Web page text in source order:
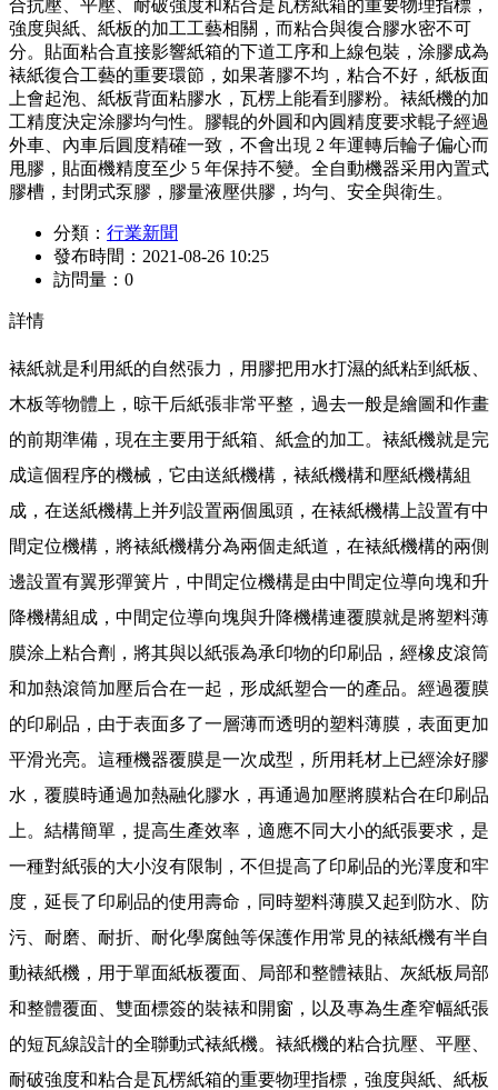
合抗壓、平壓、耐破強度和粘合是瓦楞紙箱的重要物理指標，
強度與紙、紙板的加工工藝相關，而粘合與復合膠水密不可
分。貼面粘合直接影響紙箱的下道工序和上線包裝，涂膠成為
裱紙復合工藝的重要環節，如果著膠不均，粘合不好，紙板面
上會起泡、紙板背面粘膠水，瓦楞上能看到膠粉。裱紙機的加
工精度決定涂膠均勻性。膠輥的外圓和內圓精度要求輥子經過
外車、內車后圓度精確一致，不會出現 2 年運轉后輪子偏心而
甩膠，貼面機精度至少 5 年保持不變。全自動機器采用內置式
膠槽，封閉式泵膠，膠量液壓供膠，均勻、安全與衛生。
分類： 行業新聞
發布時間： 2021-08-26 10:25
訪問量： 0
詳情
裱紙就是利用紙的自然張力，用膠把用水打濕的紙粘到紙板、
木板等物體上，晾干后紙張非常平整，過去一般是繪圖和作畫
的前期準備，現在主要用于紙箱、紙盒的加工。裱紙機就是完
成這個程序的機械，它由送紙機構，裱紙機構和壓紙機構組
成，在送紙機構上并列設置兩個風頭，在裱紙機構上設置有中
間定位機構，將裱紙機構分為兩個走紙道，在裱紙機構的兩側
邊設置有翼形彈簧片，中間定位機構是由中間定位導向塊和升
降機構組成，中間定位導向塊與升降機構連覆膜就是將塑料薄
膜涂上粘合劑，將其與以紙張為承印物的印刷品，經橡皮滾筒
和加熱滾筒加壓后合在一起，形成紙塑合一的產品。經過覆膜
的印刷品，由于表面多了一層薄而透明的塑料薄膜，表面更加
平滑光亮。這種機器覆膜是一次成型，所用耗材上已經涂好膠
水，覆膜時通過加熱融化膠水，再通過加壓將膜粘合在印刷品
上。結構簡單，提高生產效率，適應不同大小的紙張要求，是
一種對紙張的大小沒有限制，不但提高了印刷品的光澤度和牢
度，延長了印刷品的使用壽命，同時塑料薄膜又起到防水、防
污、耐磨、耐折、耐化學腐蝕等保護作用常見的裱紙機有半自
動裱紙機，用于單面紙板覆面、局部和整體裱貼、灰紙板局部
和整體覆面、雙面標簽的裝裱和開窗，以及專為生產窄幅紙張
的短瓦線設計的全聯動式裱紙機。裱紙機的粘合抗壓、平壓、
耐破強度和粘合是瓦楞紙箱的重要物理指標，強度與紙、紙板